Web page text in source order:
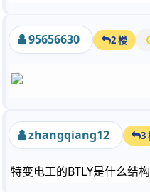
95656630 2 楼
zhangqiang12 3
特变电工的BTLY是什么结